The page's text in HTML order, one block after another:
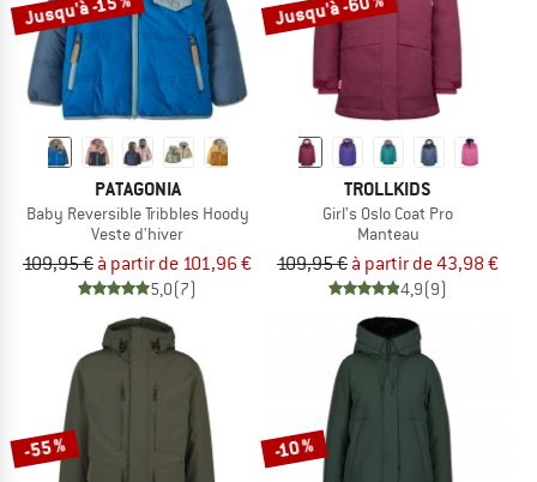
Jusqu'à -15 %
PATAGONIA
Baby Reversible Tribbles Hoody
Veste d'hiver
109,95 € à partir de 101,96 €
5,0(7)
Jusqu'à -60 %
TROLLKIDS
Girl's Oslo Coat Pro
Manteau
109,95 € à partir de 43,98 €
4,9(9)
-55 % -10 %